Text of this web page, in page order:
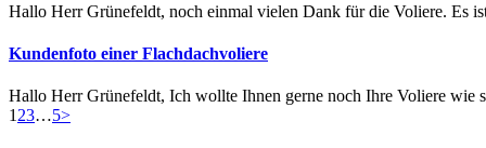
Hallo Herr Grünefeldt, noch einmal vielen Dank für die Voliere. Es
Kundenfoto einer Flachdachvoliere
Hallo Herr Grünefeldt, Ich wollte Ihnen gerne noch Ihre Voliere wie
1 23…5>